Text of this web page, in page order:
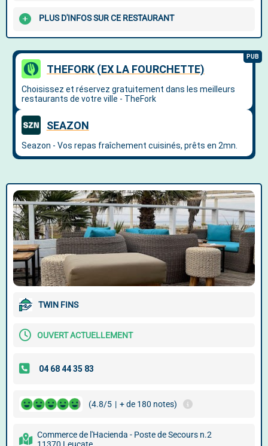
PLUS D'INFOS SUR CE RESTAURANT
TWIN FINS
OUVERT ACTUELLEMENT
(4.8/5 | + de 180 notes)
Commerce de l'Hacienda - Poste de Secours n.2